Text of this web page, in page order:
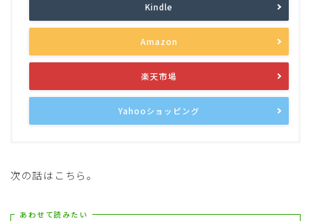
Kindle
Amazon
楽天市場
Yahooショッピング
次の話はこちら。
あわせて読みたい